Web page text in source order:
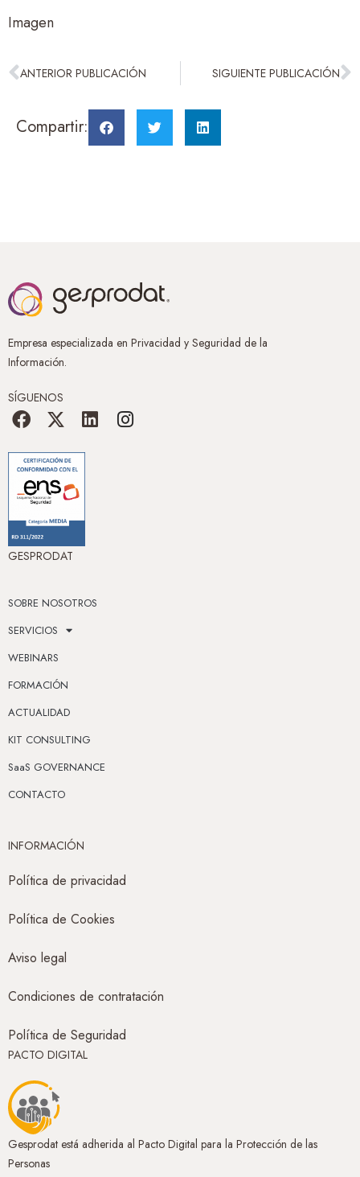
Imagen
ANTERIOR PUBLICACIÓN SIGUIENTE PUBLICACIÓN
Compartir:
Empresa especializada en Privacidad y Seguridad de la
Información.
SÍGUENOS
GESPRODAT
SOBRE NOSOTROS
SERVICIOS
WEBINARS
FORMACIÓN
ACTUALIDAD
KIT CONSULTING
SaaS GOVERNANCE
CONTACTO
INFORMACIÓN
Política de privacidad
Política de Cookies
Aviso legal
Condiciones de contratación
Política de Seguridad
PACTO DIGITAL
Gesprodat está adherida al Pacto Digital para la Protección de las
Personas